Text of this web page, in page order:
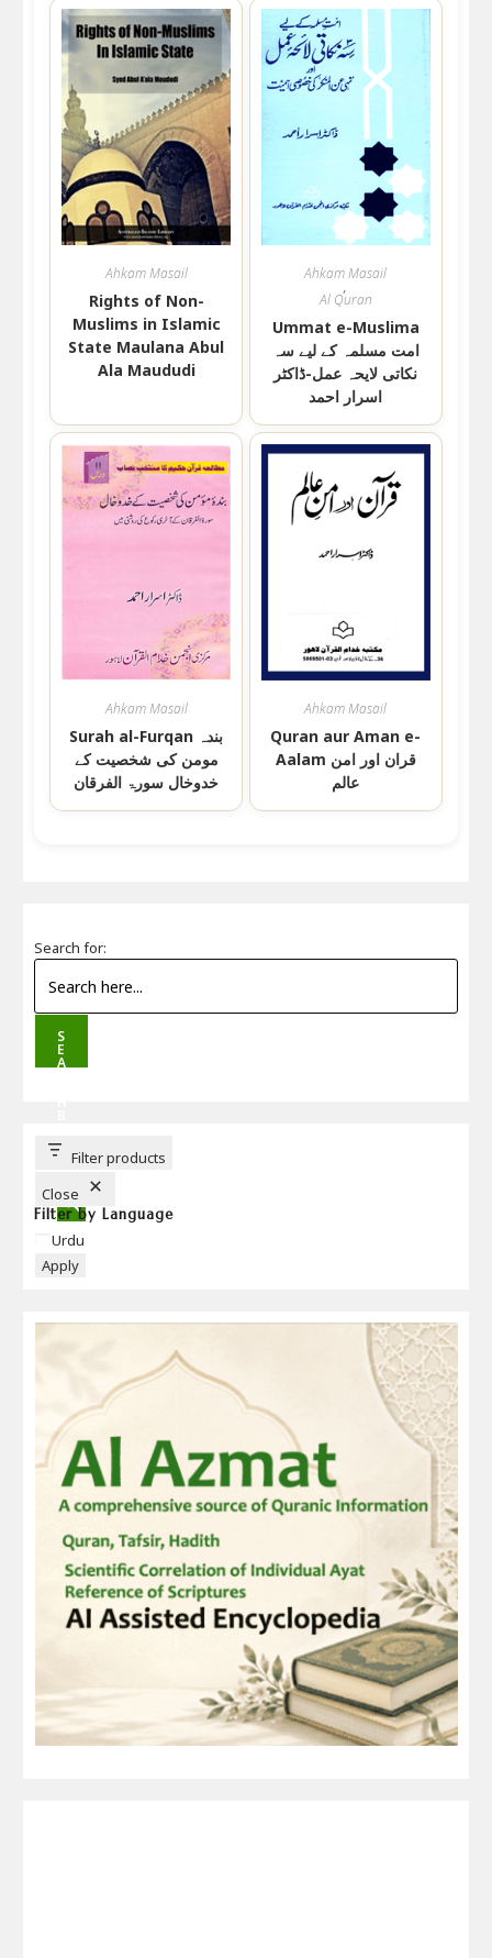
Ahkam Masail
Rights of Non-
Muslims in Islamic
State Maulana Abul
Ala Maududi
Ahkam Masail
,
Al Quran
Ummat e-Muslima
امت مسلمہ کے لیے سہ
نکاتی لایحہ عمل-ڈاکٹر
اسرار احمد
Ahkam Masail
Surah al-Furqan بندہ
مومن کی شخصیت کے
خدوخال سورۃ الفرقان
Ahkam Masail
Quran aur Aman e-
Aalam قران اور امن
عالم
Search for:
S
E
A
T
T
Filter products
Close
Filter by Language
Language
Urdu
Apply